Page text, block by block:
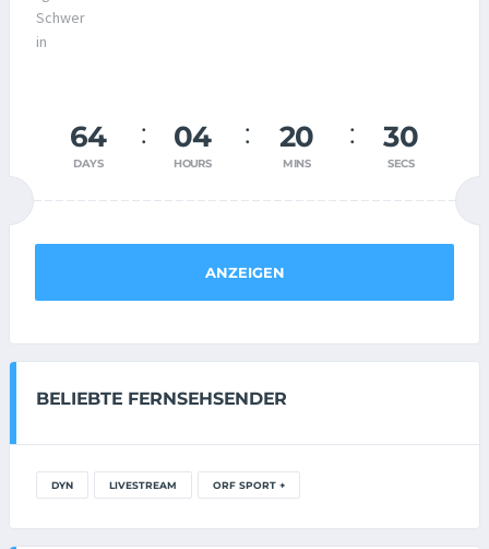
64
DAYS
04
HOURS
20
MINS
29
SECS
ANZEIGEN
BELIEBTE FERNSEHSENDER
DYN LIVESTREAM ORF SPORT +